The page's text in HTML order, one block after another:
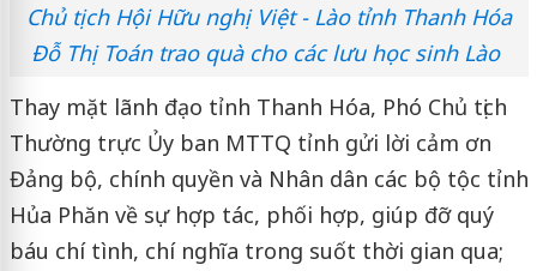
Chủ tịch Hội Hữu nghị Việt - Lào tỉnh Thanh Hóa
Đỗ Thị Toán trao quà cho các lưu học sinh Lào
Thay mặt lãnh đạo tỉnh Thanh Hóa, Phó Chủ tịch
Thường trực Ủy ban MTTQ tỉnh gửi lời cảm ơn
Đảng bộ, chính quyền và Nhân dân các bộ tộc tỉnh
Hủa Phăn về sự hợp tác, phối hợp, giúp đỡ quý
báu chí tình, chí nghĩa trong suốt thời gian qua;